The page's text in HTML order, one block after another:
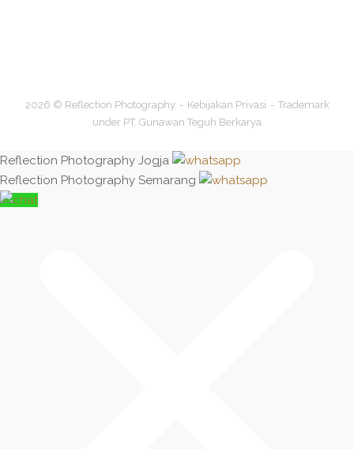
2026 © Reflection Photography Kebijakan Privasi
Trademark
under PT. Gunawan Teguh Berkarya
Reflection Photography Jogja
Reflection Photography Semarang